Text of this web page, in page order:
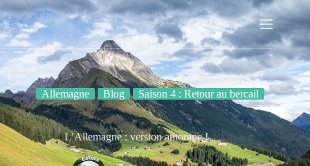
Passer
au
contenu
Allemagne Blog Saison 4 : Retour au bercail
L’Allemagne : version automne !